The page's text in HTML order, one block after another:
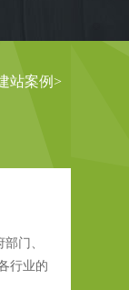
站案例>
门、
行业的